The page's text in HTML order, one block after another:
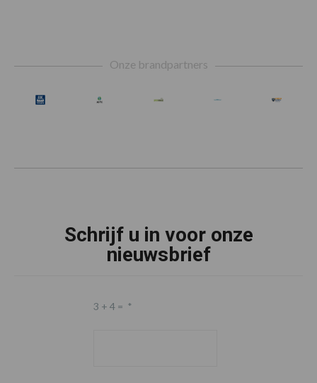
Onze brandpartners
Schrijf u in voor onze
nieuwsbrief
3 + 4 = *